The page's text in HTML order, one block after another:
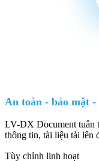
An toàn - bảo mật
LV-DX Document tuân
thông tin, tài liệu tải lên
Tùy chỉnh linh hoạt